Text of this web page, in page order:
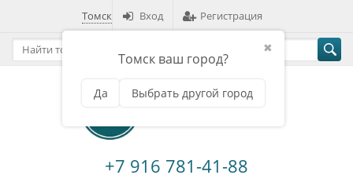
Томск
✖
Томск ваш город?
Да Выбрать другой город
Вход Регистрация
+7 916 781-41-88